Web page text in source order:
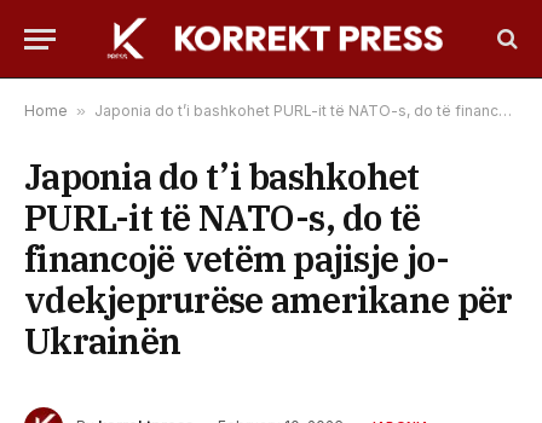
Home » Japonia do t’i bashkohet PURL-it të NATO-s, do të financojë vetëm pajisje jo-vdekjeprurëse amerikane për Ukrainën
Japonia do t’i bashkohet
PURL-it të NATO-s, do të
financojë vetëm pajisje jo-
vdekjeprurëse amerikane për
Ukrainën